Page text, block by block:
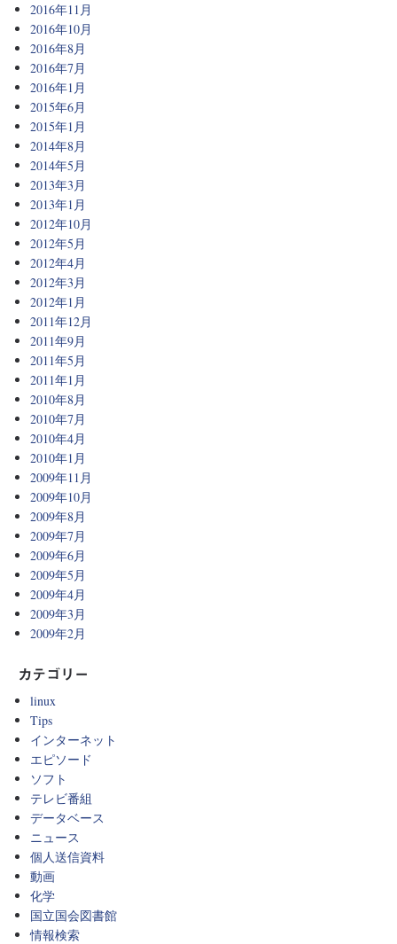
2016年11月
2016年10月
2016年8月
2016年7月
2016年1月
2015年6月
2015年1月
2014年8月
2014年5月
2013年3月
2013年1月
2012年10月
2012年5月
2012年4月
2012年3月
2012年1月
2011年12月
2011年9月
2011年5月
2011年1月
2010年8月
2010年7月
2010年4月
2010年1月
2009年11月
2009年10月
2009年8月
2009年7月
2009年6月
2009年5月
2009年4月
2009年3月
2009年2月
カテゴリー
linux
Tips
インターネット
エピソード
ソフト
テレビ番組
データベース
ニュース
個人送信資料
動画
化学
国立国会図書館
情報検索